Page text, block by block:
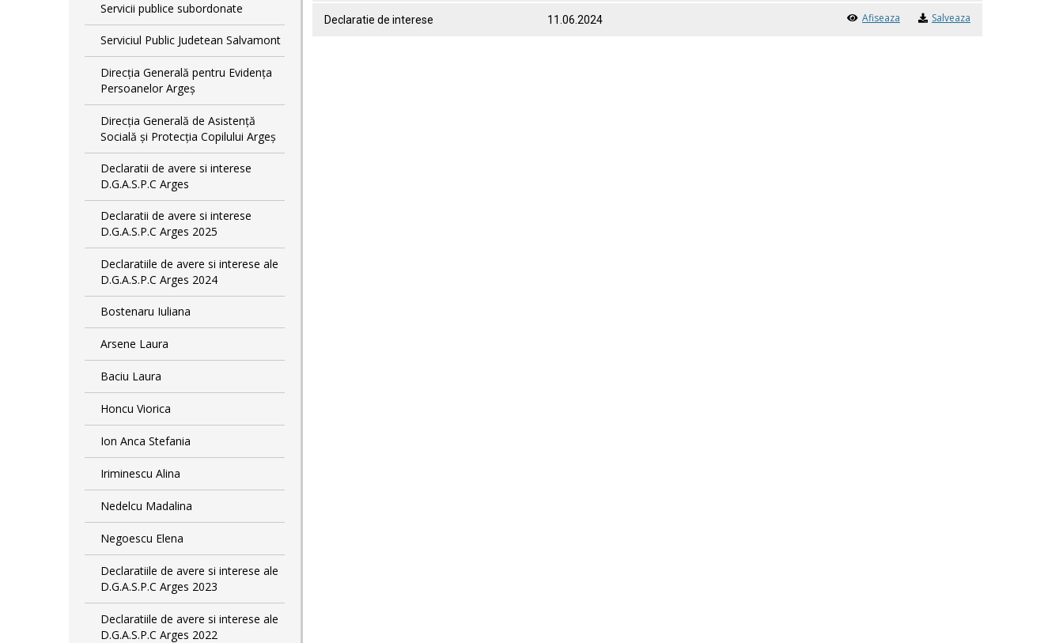
Servicii publice subordonate
Serviciul Public Judetean Salvamont
Direcţia Generală pentru Evidenţa
Persoanelor Argeş
Direcţia Generală de Asistenţă
Socială şi Protecţia Copilului Argeş
Declaratii de avere si interese
D.G.A.S.P.C Arges
Declaratii de avere si interese
D.G.A.S.P.C Arges 2025
Declaratiile de avere si interese ale
D.G.A.S.P.C Arges 2024
Bostenaru Iuliana
Arsene Laura
Baciu Laura
Honcu Viorica
Ion Anca Stefania
Iriminescu Alina
Nedelcu Madalina
Negoescu Elena
Declaratiile de avere si interese ale
D.G.A.S.P.C Arges 2023
Declaratiile de avere si interese ale
D.G.A.S.P.C Arges 2022
Declaratie de interese 11.06.2024 Afiseaza Salveaza